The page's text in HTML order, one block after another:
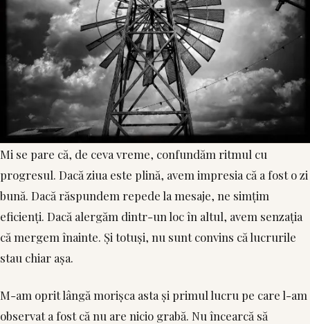
Mi se pare că, de ceva vreme, confundăm ritmul cu
progresul. Dacă ziua este plină, avem impresia că a fost o zi
bună. Dacă răspundem repede la mesaje, ne simțim
eficienți. Dacă alergăm dintr-un loc în altul, avem senzația
că mergem înainte. Și totuși, nu sunt convins că lucrurile
stau chiar așa.
M-am oprit lângă morișca asta și primul lucru pe care l-am
observat a fost că nu are nicio grabă. Nu încearcă să